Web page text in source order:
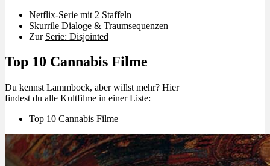
Netflix-Serie mit 2 Staffeln
Skurrile Dialoge & Traumsequenzen
Zur Serie: Disjointed
Top 10 Cannabis Filme
Du kennst Lammbock, aber willst mehr? Hier
findest du alle Kultfilme in einer Liste:
Top 10 Cannabis Filme